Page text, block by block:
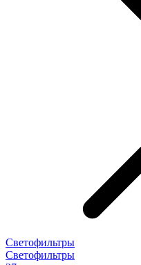
Светофильтры
Светофильтры